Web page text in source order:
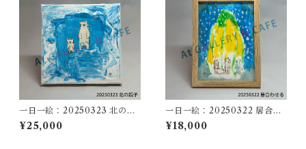
一日一絵：20250323 北の親
子
¥25,000
一日一絵：20250322 居合わ
せる
¥18,000